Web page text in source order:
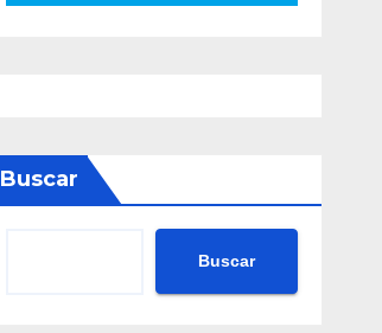
Buscar
Buscar